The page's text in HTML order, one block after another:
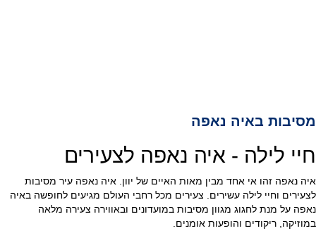
מסיבות באיה נאפה
חיי לילה - איה נאפה לצעירים
איה נאפה זהו אי אחד מבין מאות האיים של יוון. איה נאפה עיר מסיבות
לצעירים וחיי לילה עשירים. צעירים מכל רחבי העולם מגיעים לחופשה באיה
נאפה על מנת לחגוג מגוון מסיבות במועדונים ובאווירה צעירה מלאה
במוזיקה, ריקודים והופעות אומנים.